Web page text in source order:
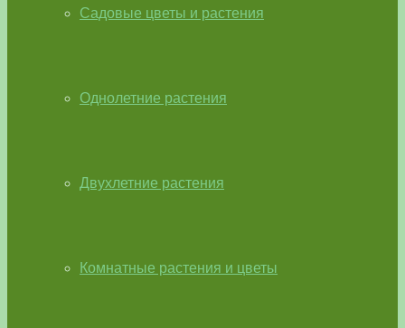
Садовые цветы и растения
Однолетние растения
Двухлетние растения
Комнатные растения и цветы